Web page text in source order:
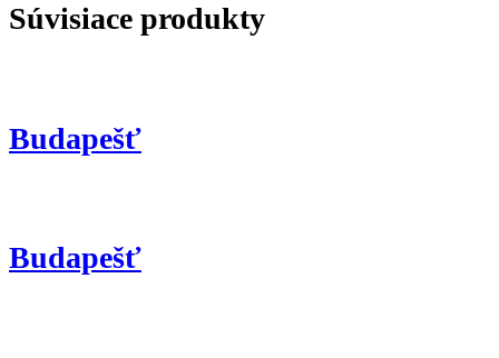
Súvisiace produkty
Budapešť
Budapešť